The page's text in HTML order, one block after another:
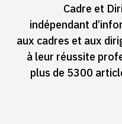
Cadre et
indépendant
aux cadres et aux
à leur réussite
plus de 5300